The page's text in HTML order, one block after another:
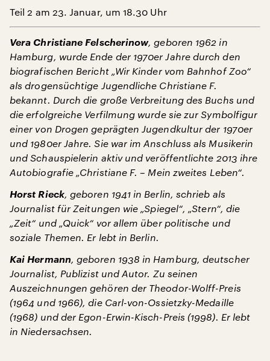
Teil 2 am 23. Januar, um 18.30 Uhr
Vera Christiane Felscherinow, geboren 1962 in
Hamburg, wurde Ende der 1970er Jahre durch den
biografischen Bericht „Wir Kinder vom Bahnhof Zoo“
als drogensüchtige Jugendliche Christiane F.
bekannt. Durch die große Verbreitung des Buchs und
die erfolgreiche Verfilmung wurde sie zur Symbolfigur
einer von Drogen geprägten Jugendkultur der 1970er
und 1980er Jahre. Sie war im Anschluss als Musikerin
und Schauspielerin aktiv und veröffentlichte 2013 ihre
Autobiografie „Christiane F. – Mein zweites Leben“.
Horst Rieck, geboren 1941 in Berlin, schrieb als
Journalist für Zeitungen wie „Spiegel“, „Stern“, die
„Zeit“ und „Quick“ vor allem über politische und
soziale Themen. Er lebt in Berlin.
Kai Hermann, geboren 1938 in Hamburg, deutscher
Journalist, Publizist und Autor. Zu seinen
Auszeichnungen gehören der Theodor-Wolff-Preis
(1964 und 1966), die Carl-von-Ossietzky-Medaille
(1968) und der Egon-Erwin-Kisch-Preis (1998). Er lebt
in Niedersachsen.